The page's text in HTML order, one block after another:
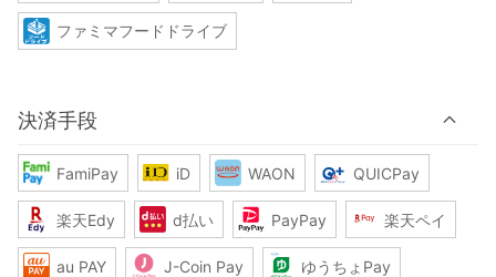
ファミマフードドライブ
決済手段
FamiPay iD WAON QUICPay
楽天Edy d払い PayPay 楽天ペイ
au PAY J-Coin Pay ゆうちょPay